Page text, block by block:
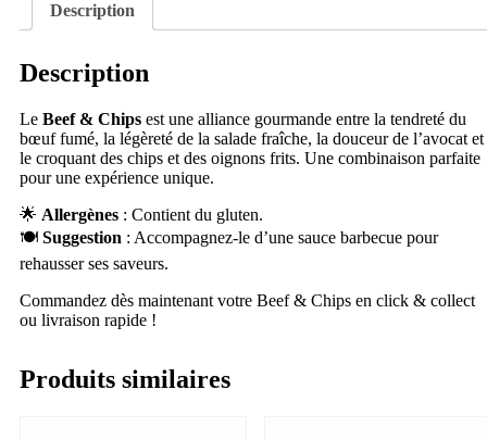
Description
Description
Le Beef & Chips est une alliance gourmande entre la tendreté du
bœuf fumé, la légèreté de la salade fraîche, la douceur de l’avocat et
le croquant des chips et des oignons frits. Une combinaison parfaite
pour une expérience unique.
🌟 Allergènes : Contient du gluten.
🍽 Suggestion : Accompagnez-le d’une sauce barbecue pour
rehausser ses saveurs.
Commandez dès maintenant votre Beef & Chips en click & collect
ou livraison rapide !
Produits similaires